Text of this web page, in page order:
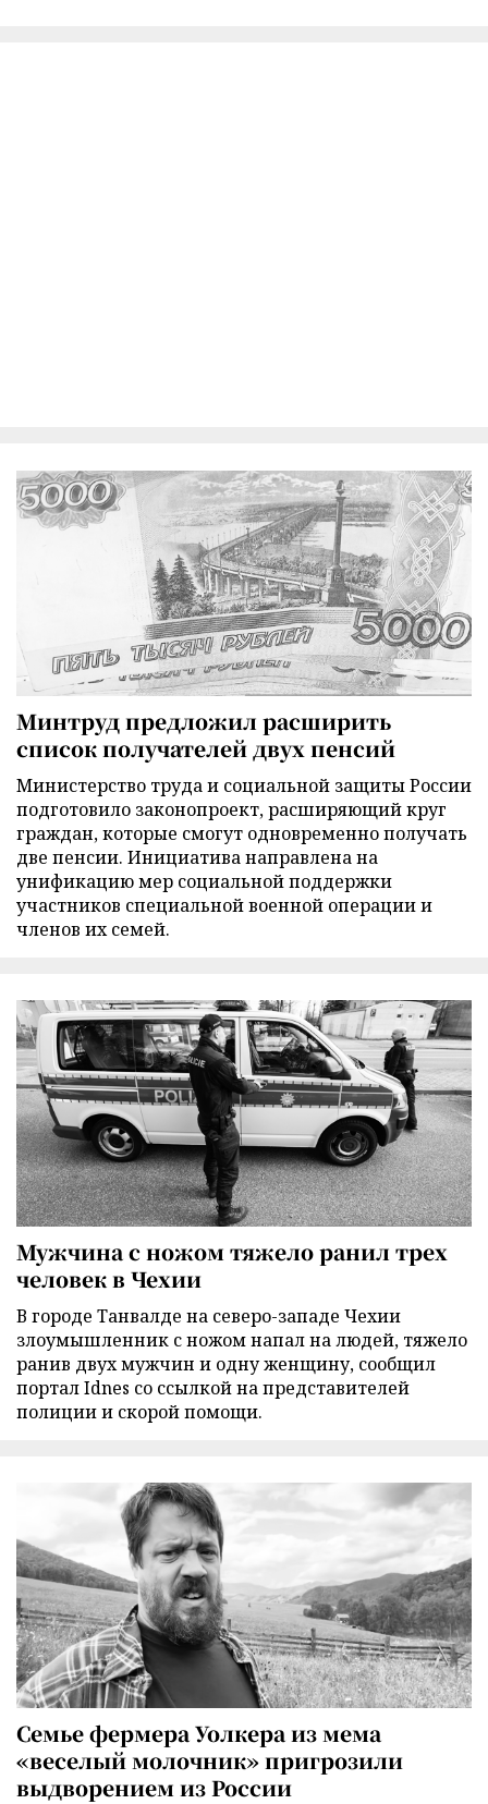
Минтруд предложил расширить
список получателей двух пенсий
Министерство труда и социальной защиты России
подготовило законопроект, расширяющий круг
граждан, которые смогут одновременно получать
две пенсии. Инициатива направлена на
унификацию мер социальной поддержки
участников специальной военной операции и
членов их семей.
Мужчина с ножом тяжело ранил трех
человек в Чехии
В городе Танвалде на северо-западе Чехии
злоумышленник с ножом напал на людей, тяжело
ранив двух мужчин и одну женщину, сообщил
портал Idnes со ссылкой на представителей
полиции и скорой помощи.
Семье фермера Уолкера из мема
«веселый молочник» пригрозили
выдворением из России